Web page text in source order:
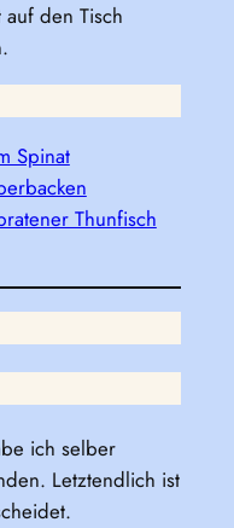
den Tisch
Spinat
Thunfisch
ich selber
Letztendlich ist